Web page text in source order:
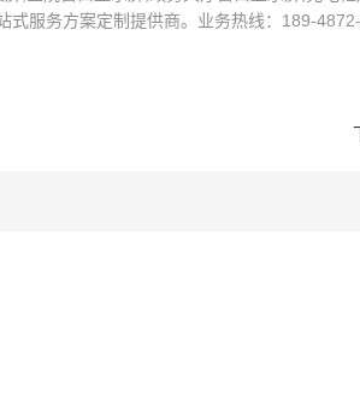
式服务方案定制提供商。业务热线：189-